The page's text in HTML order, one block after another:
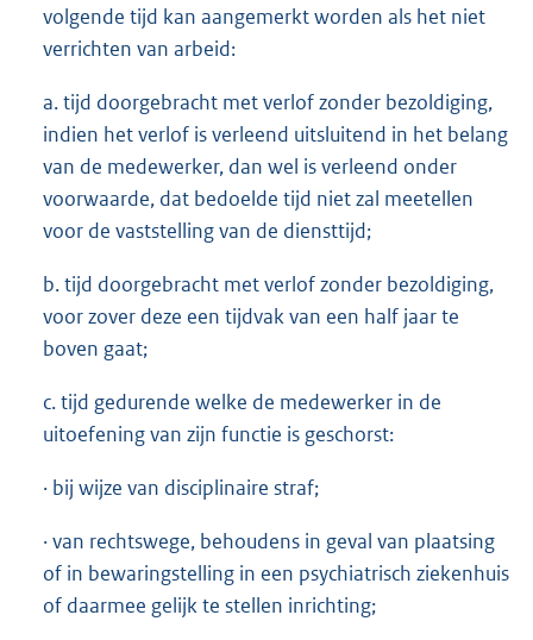
volgende tijd kan aangemerkt worden als het niet
verrichten van arbeid:
a. tijd doorgebracht met verlof zonder bezoldiging,
indien het verlof is verleend uitsluitend in het belang
van de medewerker, dan wel is verleend onder
voorwaarde, dat bedoelde tijd niet zal meetellen
voor de vaststelling van de diensttijd;
b. tijd doorgebracht met verlof zonder bezoldiging,
voor zover deze een tijdvak van een half jaar te
boven gaat;
c. tijd gedurende welke de medewerker in de
uitoefening van zijn functie is geschorst:
· bij wijze van disciplinaire straf;
· van rechtswege, behoudens in geval van plaatsing
of in bewaringstelling in een psychiatrisch ziekenhuis
of daarmee gelijk te stellen inrichting;